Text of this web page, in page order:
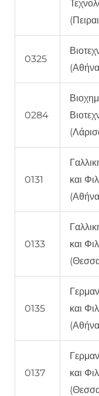
0325
0284
0131
και
0133
και
0135
και
0137
και